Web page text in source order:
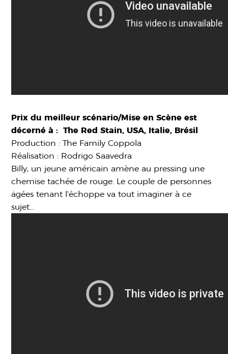
Prix du meilleur scénario/Mise en Scène est
décerné à : The Red Stain, USA, Italie, Brésil
Production : The Family Coppola
Réalisation : Rodrigo Saavedra
Billy, un jeune américain amène au pressing une
chemise tachée de rouge. Le couple de personnes
âgées tenant l’échoppe va tout imaginer à ce
sujet…